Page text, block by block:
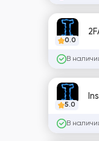
0.0
В
5.0
В